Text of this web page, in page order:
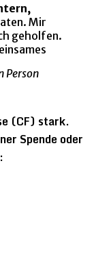
Mir
geholfen.
Person
(CF) stark.
Spende oder